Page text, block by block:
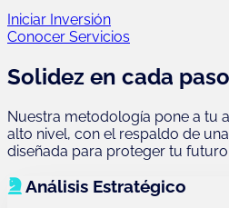
Iniciar Inversión
Conocer Servicios
Solidez en cada paso
Nuestra metodología pone a tu
alto nivel, con el respaldo de
diseñada para proteger tu futuro.
Análisis Estratégico